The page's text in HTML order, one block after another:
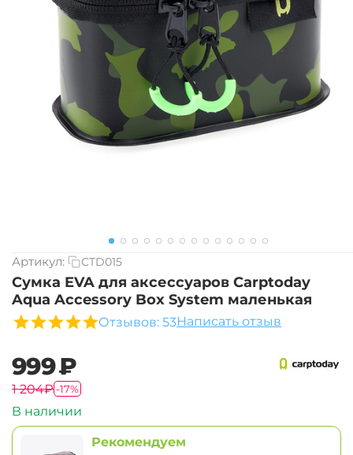
Артикул: CTD015
Сумка EVA для аксессуаров Carptoday
Aqua Accessory Box System маленькая
Отзывов: 53Написать отзыв
‍999‍₽
‍1 204‍₽-17%
В наличии
Рекомендуем